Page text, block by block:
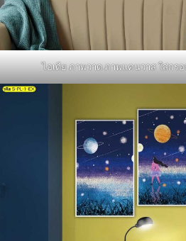
ไอเดีย ภาพวาด ภาพแคนวาส ใส่กร